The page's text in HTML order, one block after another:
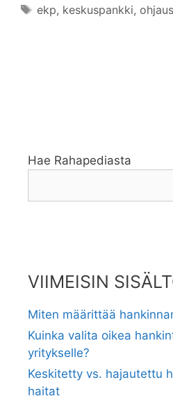
Avainsanat
ekp, keskuspankki,
Hae Rahapediasta
VIIMEISIN
Miten määrittää
Kuinka valita oikea
yritykselle?
Keskitetty vs. hajautettu
haitat